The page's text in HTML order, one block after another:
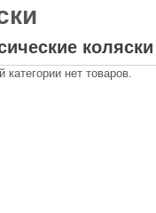
коляски
категории нет товаров.